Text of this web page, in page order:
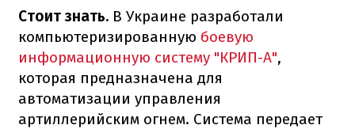
Стоит знать. В Украине разработали
компьютеризированную боевую
информационную систему "КРИП-А",
которая предназначена для
автоматизации управления
артиллерийским огнем. Система передает